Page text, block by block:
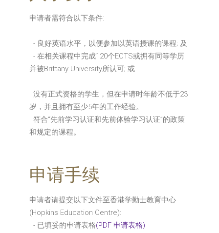
申请者需符合以下条件:
- 良好英语水平，以便参加以英语授课的课程; 及
- 在相关课程中完成120个ECTS或拥有同等学历
并被Brittany University所认可; 或
没有正式资格的学生，但在申请时年龄不低于23
岁，并且拥有至少5年的工作经验。
符合“先前学习认证和先前体验学习认证”的政策
和规定的课程。
申请手续
申请者请提交以下文件至香港学勤士教育中心
(Hopkins Education Centre):
- 已填妥的申请表格(PDF 申请表格)